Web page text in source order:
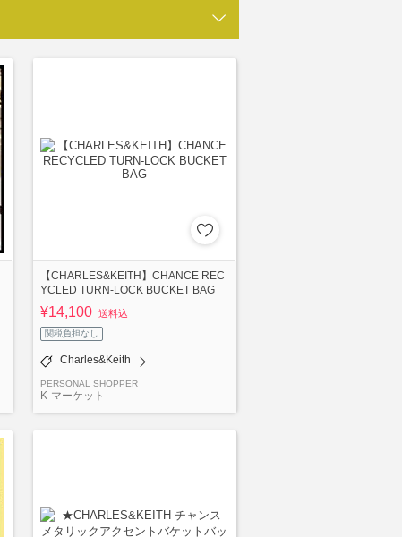
【CHARLES&KEITH】CHANCE REC
YCLED TURN-LOCK BUCKET BAG
¥14,100 送料込
関税負担なし
Charles&Keith
PERSONAL SHOPPER
K-マーケット